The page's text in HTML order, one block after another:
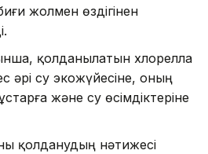
жолмен өздігінен
қолданылатын хлорелла
әрі су экожүйесіне, оның
және су өсімдіктеріне
қолданудың нәтижесі